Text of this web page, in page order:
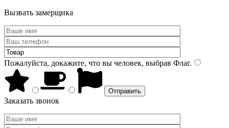
Вызвать замерщика
Пожалуйста, докажите, что вы человек, выбрав Флаг.
Заказать звонок